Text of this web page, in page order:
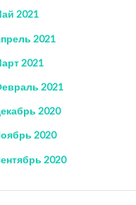
2021
2021
2021
2021
2020
2020
2020